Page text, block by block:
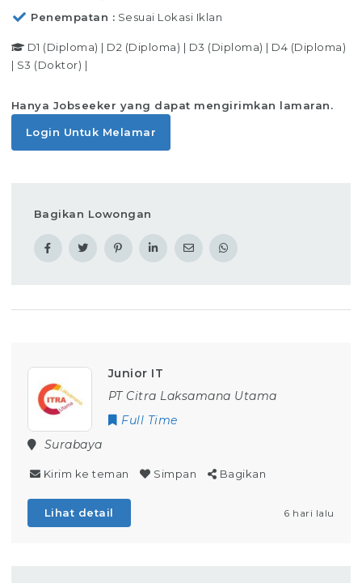
Penempatan
Sesuai Lokasi Iklan
D1 (Diploma) | D2 (Diploma) | D3 (Diploma) | D4 (Diploma)
| S3 (Doktor) |
Hanya Jobseeker yang dapat mengirimkan lamaran.
Login Untuk Melamar
Bagikan Lowongan
Junior IT
PT Citra Laksamana Utama
Full Time
Surabaya
Kirim ke teman Simpan Bagikan
Lihat detail 6 hari lalu